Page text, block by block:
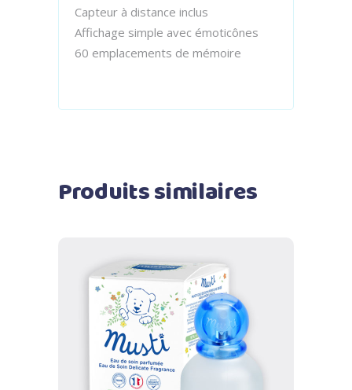
Capteur à distance inclus
Affichage simple avec émoticônes
60 emplacements de mémoire
Produits similaires
Ajouter au panier